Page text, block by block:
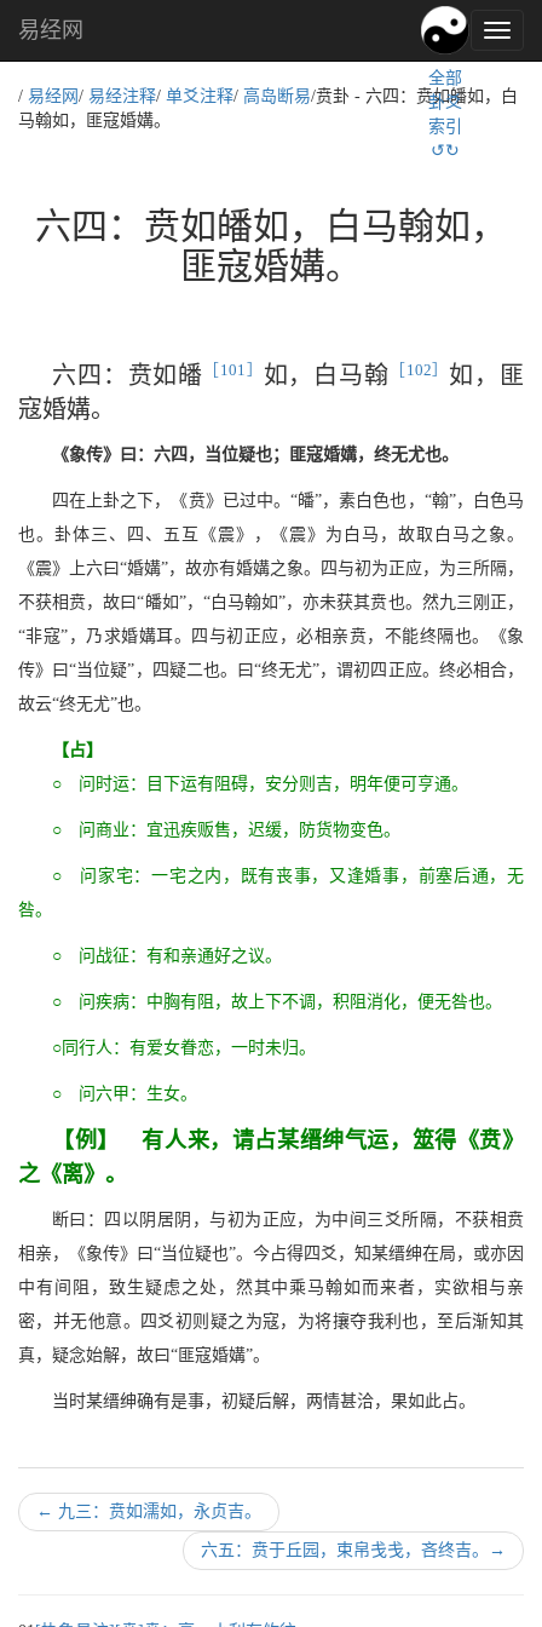
易
经
化,
易经网
全部
卦爻
索引
↺↻
/ 易经网 / 易经注释/ 单爻注释/ 高岛断易/贲卦 - 六四：贲如皤如，白
马翰如，匪寇婚媾。
六四：贲如皤如，白马翰如，
匪寇婚媾。
六四：贲如皤 ［101］ 如，白马翰 ［102］ 如，匪
寇婚媾。
《象传》曰：六四，当位疑也；匪寇婚媾，终无尤也。
四在上卦之下，《贲》已过中。“皤”，素白色也，“翰”，白色马
也。卦体三、四、五互《震》，《震》为白马，故取白马之象。
《震》上六曰“婚媾”，故亦有婚媾之象。四与初为正应，为三所隔，
不获相贲，故曰“皤如”，“白马翰如”，亦未获其贲也。然九三刚正，
“非寇”，乃求婚媾耳。四与初正应，必相亲贲，不能终隔也。《象
传》曰“当位疑”，四疑二也。曰“终无尤”，谓初四正应。终必相合，
故云“终无尤”也。
【占】
○ 问时运：目下运有阻碍，安分则吉，明年便可亨通。
○ 问商业：宜迅疾贩售，迟缓，防货物变色。
○ 问家宅：一宅之内，既有丧事，又逢婚事，前塞后通，无
咎。
○ 问战征：有和亲通好之议。
○ 问疾病：中胸有阻，故上下不调，积阻消化，便无咎也。
○同行人：有爱女眷恋，一时未归。
○ 问六甲：生女。
【例】 有人来，请占某缙绅气运，筮得《贲》
之《离》。
断曰：四以阴居阴，与初为正应，为中间三爻所隔，不获相贲
相亲，《象传》曰“当位疑也”。今占得四爻，知某缙绅在局，或亦因
中有间阻，致生疑虑之处，然其中乘马翰如而来者，实欲相与亲
密，并无他意。四爻初则疑之为寇，为将攘夺我利也，至后渐知其
真，疑念始解，故曰“匪寇婚媾”。
当时某缙绅确有是事，初疑后解，两情甚洽，果如此占。
← 九三：贲如濡如，永贞吉。
六五：贲于丘园，束帛戋戋，吝终吉。 →